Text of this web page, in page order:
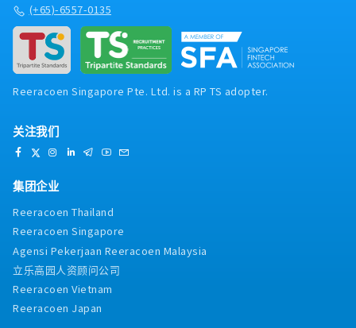
(+65)-6557-0135
Reeracoen Singapore Pte. Ltd. is a RP TS adopter.
关注我们
集团企业
Reeracoen Thailand
Reeracoen Singapore
Agensi Pekerjaan Reeracoen Malaysia
立乐高园人资顾问公司
Reeracoen Vietnam
Reeracoen Japan